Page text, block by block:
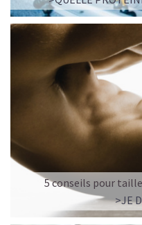
fringale. Pour les
sans sacrifier leurs
Découvrir le Café
🍫 MOCHA GLACÉ
5 conseils pour
>JE